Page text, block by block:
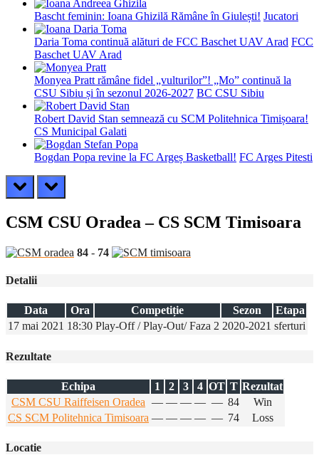
Bascht feminin: Ioana Ghizilă Rămâne în Giulești! Jucatori
Daria Toma continuă alături de FCC Baschet UAV Arad FCC
Baschet UAV Arad
Monyea Pratt rămâne fidel „vulturilor”! „Mo” continuă la
CSU Sibiu și în sezonul 2026-2027 BC CSU Sibiu
Robert David Stan semnează cu SCM Politehnica Timișoara!
CS Municipal Galati
Bogdan Popa revine la FC Argeș Basketball! FC Arges Pitesti
prev next
CSM CSU Oradea – CS SCM Timisoara
84 - 74
Detalii
Data Ora Competiție Sezon
Etapa
17 mai 2021 18:30 Play-Off / Play-Out/ Faza 2 2020-2021 sferturi
Rezultate
Echipa 1 2 3 4 OT T Rezultat
CSM CSU Raiffeisen Oradea — — — — — 84
Win
CS SCM Politehnica Timisoara — — — — — 74 Loss
Locatie